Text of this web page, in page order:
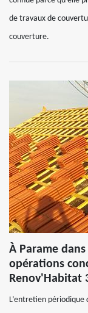
de travaux de
couverture.
À Parame
opérations
Renov'Habitat
L’entretien périodique